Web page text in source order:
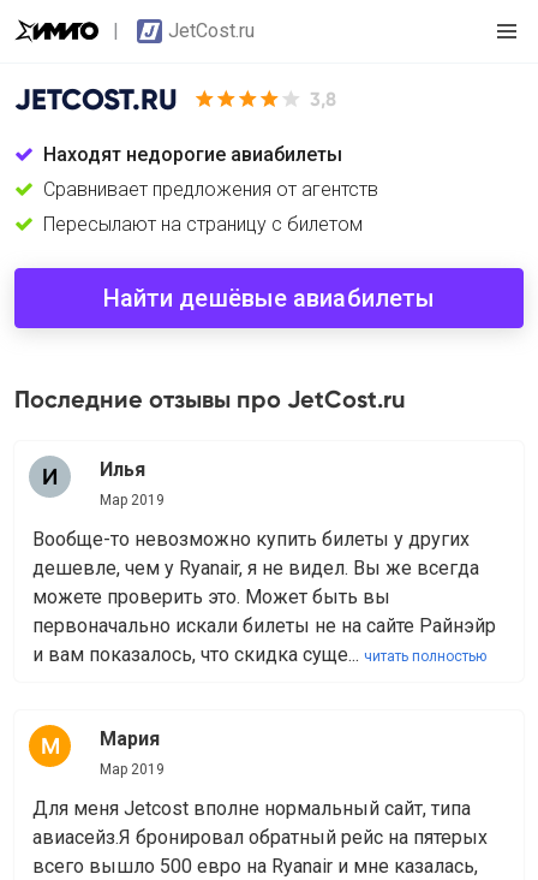
JetCost.ru
JETCOST.RU 3,8
Находят недорогие авиабилеты
Сравнивает предложения от агентств
Пересылают на страницу с билетом
Найти дешёвые авиабилеты
Последние отзывы про JetCost.ru
Илья
Мар 2019
Вообще-то невозможно купить билеты у других
дешевле, чем у Ryanair, я не видел. Вы же всегда
можете проверить это. Может быть вы
первоначально искали билеты не на сайте Райнэйр
и вам показалось, что скидка суще... читать полностью
Мария
Мар 2019
Для меня Jetcost вполне нормальный сайт, типа
авиасейз.Я бронировал обратный рейс на пятерых
всего вышло 500 евро на Ryanair и мне казалась,